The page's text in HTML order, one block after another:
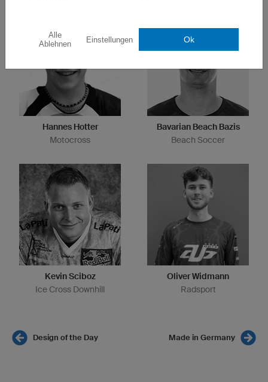
Hannes Hotter
Motocross
Bavarian Beach Bazis
Beach Soccer
Kevin Sciboz
Ice Cross Downhill
Oliver Widmann
Radsport
Design of the Day Made in Germany
Alle
Ablehnen
Einstellungen Ok